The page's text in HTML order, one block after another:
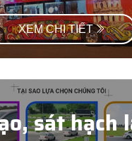
XEM CHI TIẾT
sát hạch